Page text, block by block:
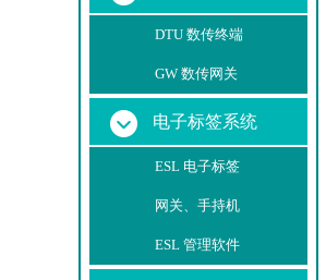
电子标签系统
ESL 电子标签
网关、手持机
ESL 管理软件
DTU 数传终端
GW 数传网关